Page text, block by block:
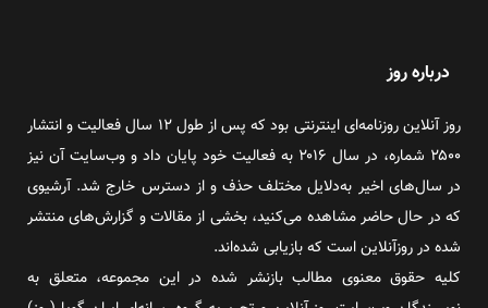
درباره روز
روز آنلاین روزنامه‌ای اینترنتی بود که پس از طول ۱۲ سال فعالیت و انتشار
۲۵۰۰ شماره، در سال ۲۰۱۶ به فعالیت خود پایان داد و وب‌سایت آن نیز
در سال‌های اخیر به‌دلایل مختلف حذف و از دسترس خارج شد. آرشیوی
که در حال حاضر مشاهده می‌کنید، بخشی از مقالات و گزارش‌های منتشر
شده در روزآنلاین است که بازیابی شده‌اند.
کلیه حقوق معنوی مطالب بازنشر شده در این مجموعه، متعلق به